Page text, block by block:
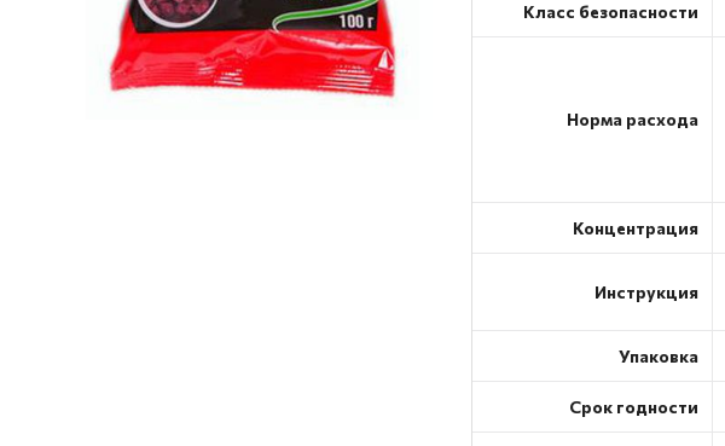
Класс безопасности
Норма расхода
Концентрация
Инструкция
Упаковка
Срок годности